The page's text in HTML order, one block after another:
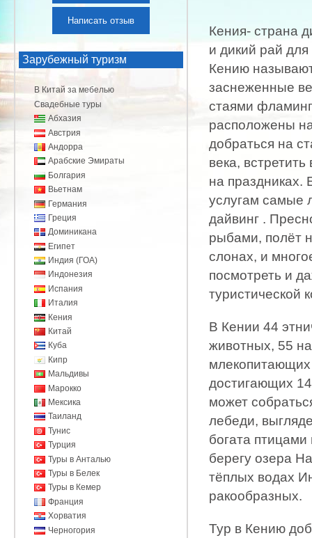
Кения- страна
и дикий рай
Кению
заснеженные
стаями
расположены
добраться на
века,
на праздниках.
услугам самые
дайвинг .
рыбами, полёт
слонах, и
посмотреть и
туристической
В Кении 44
животных, 55
млекопитающих
достигающих
может
лебеди,
богата
берегу озера
тёплых водах
ракообразных.
Тур в Кению
Написать отзыв
Зарубежный туризм
В Китай за мебелью
Свадебные туры
Абхазия
Австрия
Андорра
Арабские Эмираты
Болгария
Вьетнам
Германия
Греция
Доминикана
Египет
Индия (ГОА)
Индонезия
Испания
Италия
Кения
Китай
Куба
Кипр
Мальдивы
Марокко
Мексика
Таиланд
Тунис
Турция
Туры в Анталью
Туры в Белек
Туры в Кемер
Франция
Хорватия
Черногория